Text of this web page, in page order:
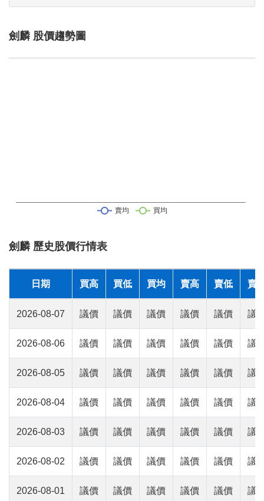
劍麟 股價趨勢圖
劍麟 歷史股價行情表
日期 買高 買低 買均 賣高 賣低 賣
2026-08-07 議價 議價 議價 議價 議價 議
2026-08-06 議價 議價 議價 議價 議價 議
2026-08-05 議價 議價 議價 議價 議價 議
2026-08-04 議價 議價 議價 議價 議價 議
2026-08-03 議價 議價 議價 議價 議價 議
2026-08-02 議價 議價 議價 議價 議價 議
2026-08-01 議價 議價 議價 議價 議價 議